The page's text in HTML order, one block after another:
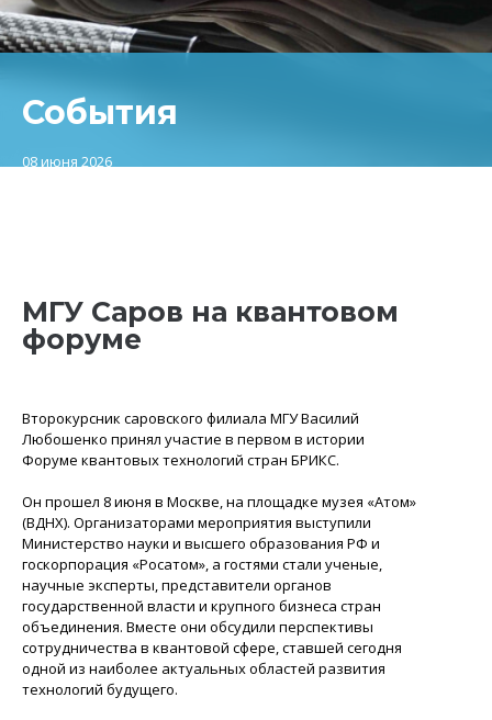
События
08 июня 2026
МГУ Саров на квантовом
форуме
Второкурсник саровского филиала МГУ Василий
Любошенко принял участие в первом в истории
Форуме квантовых технологий стран БРИКС.
Он прошел 8 июня в Москве, на площадке музея «Атом»
(ВДНХ). Организаторами мероприятия выступили
Министерство науки и высшего образования РФ и
госкорпорация «Росатом», а гостями стали ученые,
научные эксперты, представители органов
государственной власти и крупного бизнеса стран
объединения. Вместе они обсудили перспективы
сотрудничества в квантовой сфере, ставшей сегодня
одной из наиболее актуальных областей развития
технологий будущего.